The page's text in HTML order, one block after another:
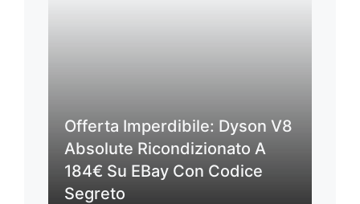
Offerta Imperdibile: Dyson V8
Absolute Ricondizionato A
184€ Su EBay Con Codice
Segreto